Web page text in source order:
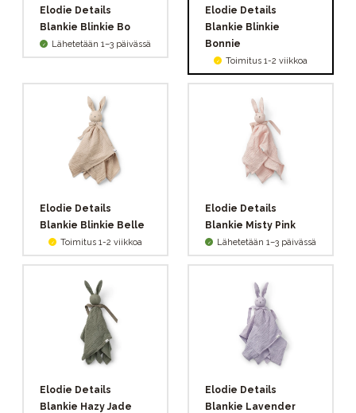
Elodie Details
Blankie Blinkie Bo
Lähetetään 1–3 päivässä
Elodie Details
Blankie Blinkie
Bonnie
Toimitus 1-2 viikkoa
Elodie Details
Blankie Blinkie Belle
Toimitus 1-2 viikkoa
Elodie Details
Blankie Misty Pink
Lähetetään 1–3 päivässä
Elodie Details
Blankie Hazy Jade
Elodie Details
Blankie Lavender